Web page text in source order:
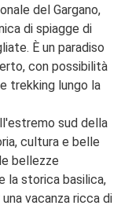
del Gargano,
di spiagge di
È un paradiso
con possibilità
trekking lungo la
sud della
cultura e belle
bellezze
la storica basilica,
vacanza ricca di